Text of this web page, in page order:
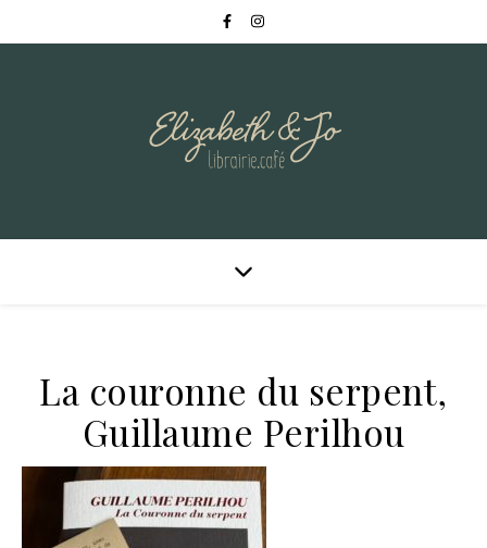
La couronne du serpent,
Guillaume Perilhou